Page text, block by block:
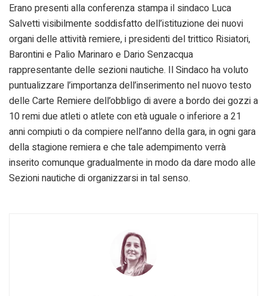
Erano presenti alla conferenza stampa il sindaco Luca
Salvetti visibilmente soddisfatto dell’istituzione dei nuovi
organi delle attività remiere, i presidenti del trittico Risiatori,
Barontini e Palio Marinaro e Dario Senzacqua
rappresentante delle sezioni nautiche. Il Sindaco ha voluto
puntualizzare l’importanza dell’inserimento nel nuovo testo
delle Carte Remiere dell’obbligo di avere a bordo dei gozzi a
10 remi due atleti o atlete con età uguale o inferiore a 21
anni compiuti o da compiere nell’anno della gara, in ogni gara
della stagione remiera e che tale adempimento verrà
inserito comunque gradualmente in modo da dare modo alle
Sezioni nautiche di organizzarsi in tal senso.